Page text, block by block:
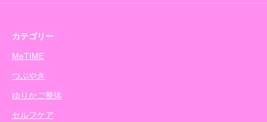
カテゴリー
MeTIME
つぶやき
ゆりかご整体
セルフケア